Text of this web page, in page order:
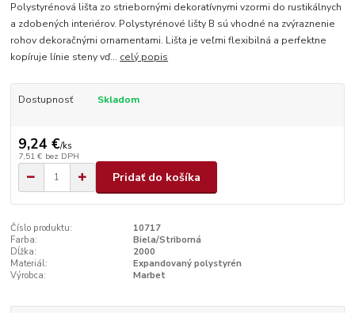
Polystyrénová lišta zo striebornými dekoratívnymi vzormi do rustikálnych
a zdobených interiérov. Polystyrénové lišty B sú vhodné na zvýraznenie
rohov dekoračnými ornamentami. Lišta je veľmi flexibilná a perfektne
kopíruje línie steny vď... celý popis
Dostupnosť Skladom
9,24 €/ks
7,51 € bez DPH
Pridať do košíka
Číslo produktu:
10717
Farba:
Biela/Striborná
Dĺžka:
2000
Materiál:
Expandovaný polystyrén
Výrobca:
Marbet